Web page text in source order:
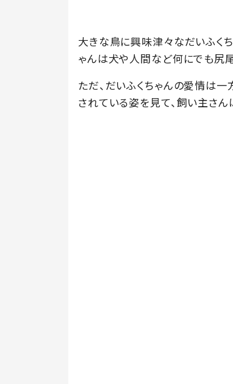
大きな鳥に興味津々なだいふくち
ゃんは犬や人間など何にでも尻
ただ、だいふくちゃんの愛情は
されている姿を見て、飼い主さん